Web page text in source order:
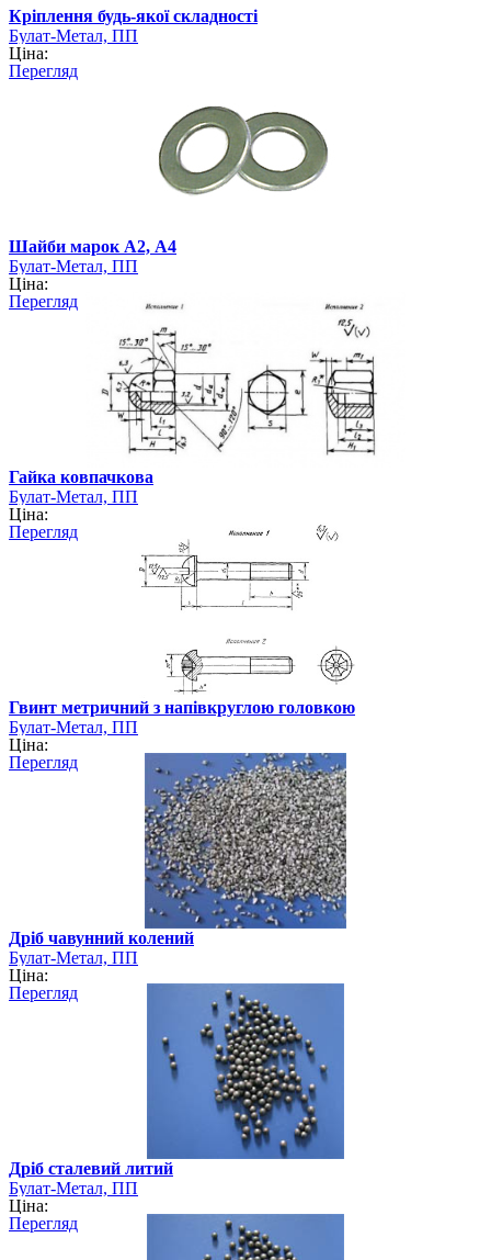
Кріплення будь-якої складності
Булат-Метал, ПП
Ціна:
Перегляд
Шайби марок А2, А4
Булат-Метал, ПП
Ціна:
Перегляд
Гайка ковпачкова
Булат-Метал, ПП
Ціна:
Перегляд
Гвинт метричний з напівкруглою головкою
Булат-Метал, ПП
Ціна:
Перегляд
Дріб чавунний колений
Булат-Метал, ПП
Ціна:
Перегляд
Дріб сталевий литий
Булат-Метал, ПП
Ціна:
Перегляд